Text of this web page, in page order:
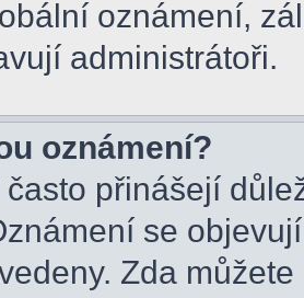
oznámení,
administrátoři.
oznámení?
přinášejí
se
Zda